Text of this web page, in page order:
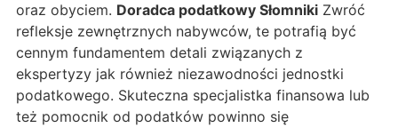
oraz obyciem. Doradca podatkowy Słomniki Zwróć
refleksje zewnętrznych nabywców, te potrafią być
cennym fundamentem detali związanych z
ekspertyzy jak również niezawodności jednostki
podatkowego. Skuteczna specjalistka finansowa lub
też pomocnik od podatków powinno się